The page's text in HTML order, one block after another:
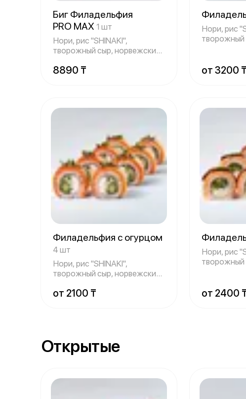
Биг Филадельфия
PRO MAX 1 шт
Нори, рис "SHINAKI",
творожный сыр, норвежский
8890 ₸
Нори, рис
творожный
от 3200 ₸
Филадельфия с огурцом
4 шт
Нори, рис "SHINAKI",
творожный сыр, норвежский
от 2100 ₸
Нори, рис
творожный
от 2400
Открытые